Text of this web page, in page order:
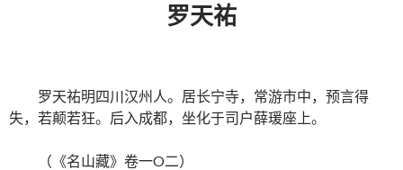
罗天祐
罗天祐明四川汉州人。居长宁寺，常游市中，预言得
失，若颠若狂。后入成都，坐化于司户薛瑗座上。
（《名山藏》卷一O二）